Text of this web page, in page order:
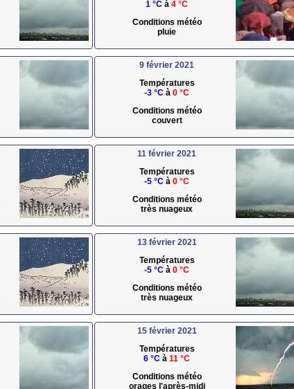
1 °C à 4 °C
Conditions météo
pluie
9 février 2021
Températures
-3 °C à 0 °C
Conditions météo
couvert
11 février 2021
Températures
-5 °C à 0 °C
Conditions météo
très nuageux
13 février 2021
Températures
-5 °C à 0 °C
Conditions météo
très nuageux
15 février 2021
Températures
6 °C à 11 °C
Conditions météo
orages l'après-midi